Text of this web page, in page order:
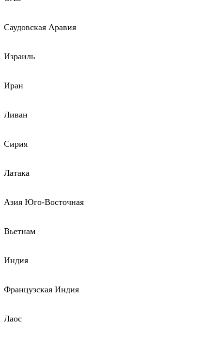
Саудовская Аравия
Израиль
Иран
Ливан
Сирия
Латака
Азия Юго-Восточная
Вьетнам
Индия
Французская Индия
Лаос